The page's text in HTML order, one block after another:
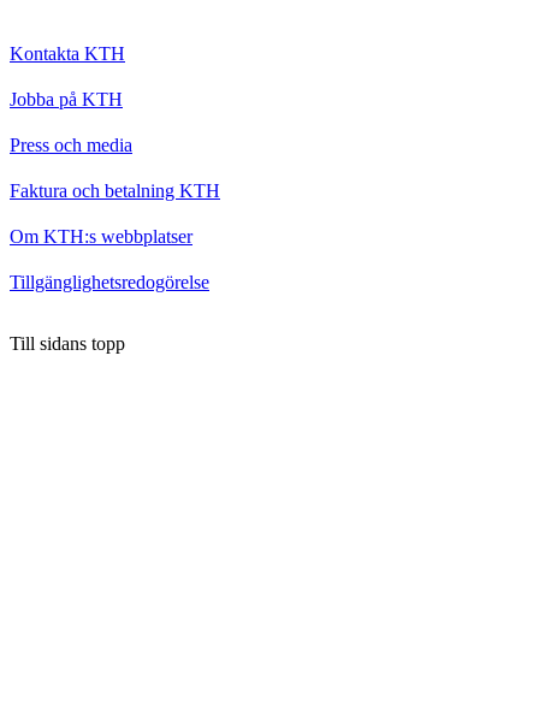
Kontakta KTH
Jobba på KTH
Press och media
Faktura och betalning KTH
Om KTH:s webbplatser
Tillgänglighetsredogörelse
Till sidans topp